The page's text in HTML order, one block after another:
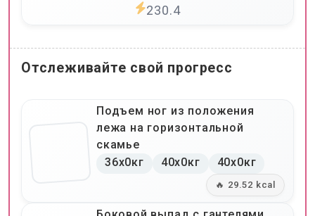
230.4
Отслеживайте свой прогресс
Подъем ног из положения
лежа на горизонтальной
скамье
36x0кг
40x0кг 40x0кг
🔥 29.52 kcal